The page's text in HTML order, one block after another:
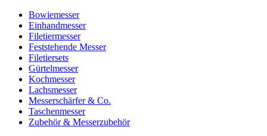
Bowiemesser
Einhandmesser
Filetiermesser
Feststehende Messer
Filetiersets
Gürtelmesser
Kochmesser
Lachsmesser
Messerschärfer & Co.
Taschenmesser
Zubehör & Messerzubehör